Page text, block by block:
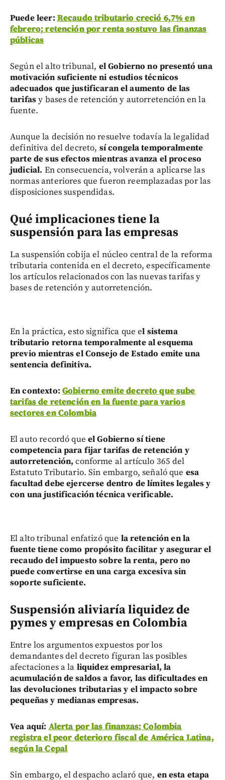
Puede leer: Recaudo tributario creció 6,7% en
febrero; retención por renta sostuvo las finanzas
públicas
Según el alto tribunal, el Gobierno no presentó una
motivación suficiente ni estudios técnicos
adecuados que justificaran el aumento de las
tarifasy bases de retención y autorretención en la
fuente.
Aunque la decisión no resuelve todavía la legalidad
definitiva del decreto, sí congela temporalmente
parte de sus efectos mientras avanza el proceso
judicial. En consecuencia, volverán a aplicarse las
normas anteriores que fueron reemplazadas por las
disposiciones suspendidas.
Qué implicaciones tiene la
suspensión para las empresas
La suspensión cobija el núcleo central de la reforma
tributaria contenida en el decreto, específicamente
los artículos relacionados con las nuevas tarifas y
bases de retención y autorretención.
En la práctica, esto significa que el sistema
tributario retorna temporalmente al esquema
previo mientras el Consejo de Estado emite una
sentencia definitiva.
En contexto: Gobierno emite decreto que sube
tarifas de retención en la fuente para varios
sectores en Colombia
El auto recordó que el Gobierno sí tiene
competencia para fijar tarifas de retención y
autorretención,conforme al artículo 365 del
Estatuto Tributario. Sin embargo, señaló que esa
facultad debe ejercerse dentro de límites legales y
con una justificación técnica verificable.
El alto tribunal enfatizó que la retención en la
fuente tiene como propósito facilitar y asegurar el
recaudo del impuesto sobre la renta, pero no
puede convertirse en una carga excesiva sin
soporte suficiente.
Suspensión aliviaría liquidez de
pymes y empresas en Colombia
Entre los argumentos expuestos por los
demandantes del decreto figuran las posibles
afectaciones a la liquidez empresarial, la
acumulación de saldos a favor, las dificultades en
las devoluciones tributarias y el impacto sobre
pequeñas y medianas empresas.
Vea aquí: Alerta por las finanzas: Colombia
registra el peor deterioro fiscal de América Latina,
según la Cepal
Sin embargo, el despacho aclaró que, en esta etapa